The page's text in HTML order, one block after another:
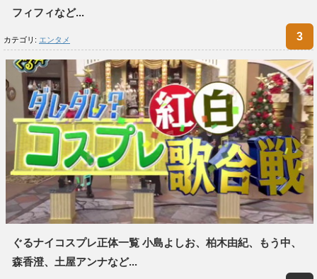
フィフィなど...
カテゴリ: エンタメ
ぐるナイコスプレ正体一覧 小島よしお、柏木由紀、もう中、
森香澄、土屋アンナなど...